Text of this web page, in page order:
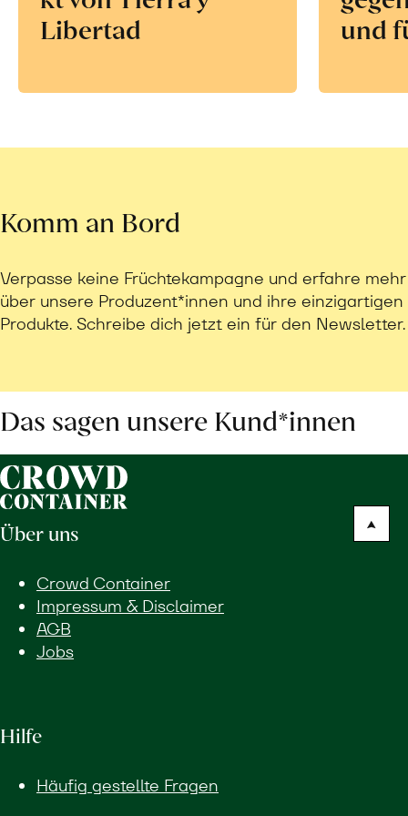
Libertad
und
Komm an Bord
Verpasse keine Früchtekampagne und erfahre mehr
über unsere Produzent*innen und ihre einzigartigen
Produkte. Schreibe dich jetzt ein für den Newsletter.
Das sagen unsere Kund*innen
Über uns
Crowd Container
Impressum & Disclaimer
AGB
Jobs
Hilfe
Häufig gestellte Fragen